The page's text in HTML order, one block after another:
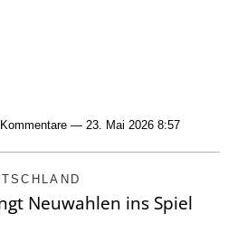
Kommentare — 23. Mai 2026 8:57
Neuwahlen ins Spiel